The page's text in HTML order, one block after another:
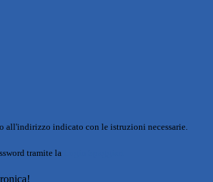
all'indirizzo indicato con le istruzioni necessarie.
tramite la